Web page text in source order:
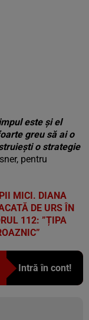
este și el
greu să ai o
o strategie
pentru
MICI. DIANA
DE URS ÎN
112: ”ȚIPA
Intră în cont!